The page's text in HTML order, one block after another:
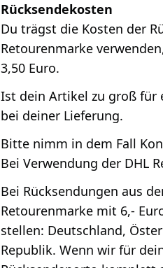
Rücksendekosten
Du trägst die Kosten der
Retourenmarke
3,50 Euro.
Ist dein Artikel zu groß für
bei deiner Lieferung.
Bitte nimm in dem Fall
Bei Verwendung der DHL
Bei Rücksendungen aus
Retourenmarke mit 6,-
stellen: Deutschland,
Republik. Wenn wir für